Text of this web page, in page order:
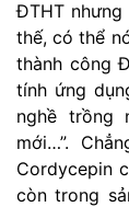
ĐTHT
thế, có thể
thành công
tính ứng
nghề trồng
mới…”.
Cordycepin
còn trong